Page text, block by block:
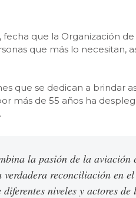
que la Organización
que más lo necesitan,
que se dedican a brindar
más de 55 años ha
la pasión de la
reconciliación en
niveles y actores